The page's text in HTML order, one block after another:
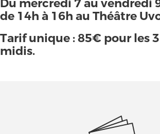
Du mercredi 7 au vendredi
de 14h à 16h au Théâtre
Tarif unique : 85€ pour les
midis.